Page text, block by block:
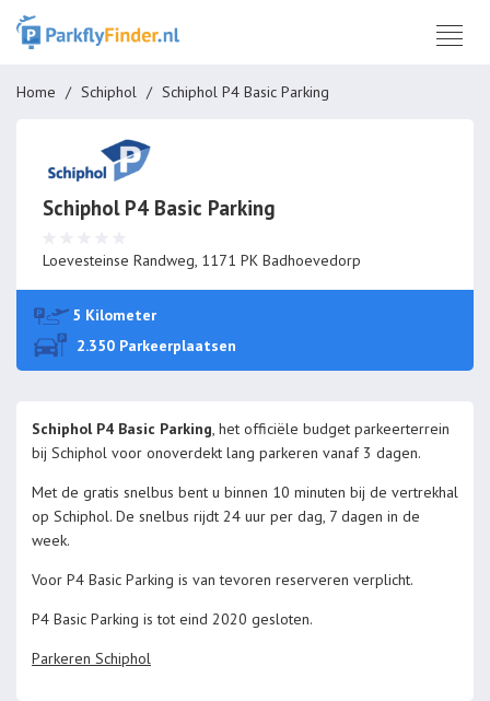
Home Schiphol Schiphol P4 Basic Parking
Schiphol P4 Basic Parking
Loevesteinse Randweg, 1171 PK Badhoevedorp
5 Kilometer
2.350 Parkeerplaatsen
Schiphol P4 Basic Parking, het officiële budget parkeerterrein
bij Schiphol voor onoverdekt lang parkeren vanaf 3 dagen.
Met de gratis snelbus bent u binnen 10 minuten bij de vertrekhal
op Schiphol. De snelbus rijdt 24 uur per dag, 7 dagen in de
week.
Voor P4 Basic Parking is van tevoren reserveren verplicht.
P4 Basic Parking is tot eind 2020 gesloten.
Parkeren Schiphol